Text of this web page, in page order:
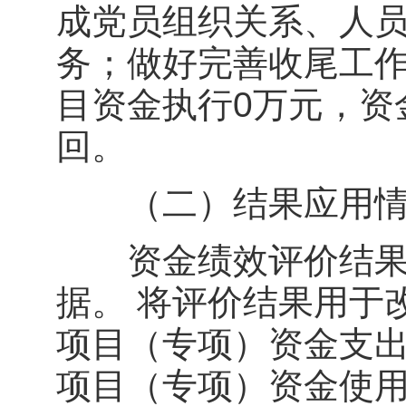
成党员组织关系、人
务；做好完善收尾工
目资金执行0万元，
回。
（二）结果应用
资金绩效评价结果
据。 将评价结果用于
项目（专项）资金支
项目（专项）资金使